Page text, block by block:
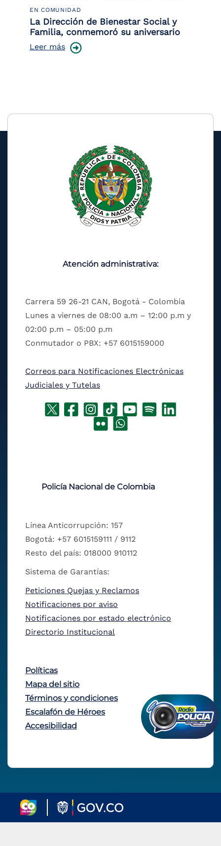
EN COMUNIDAD
La Dirección de Bienestar Social y
Familia, conmemoró su aniversario
Leer más
Atención administrativa:
Carrera 59 26-21 CAN, Bogotá - Colombia
Lunes a viernes de 08:00 a.m – 12:00 p.m y
02:00 p.m – 05:00 p.m
Conmutador o PBX: +57 6015159000
Correos para Notificaciones Electrónicas
Judiciales y Tutelas
Policía Nacional de Colombia
Línea Anticorrupción: 157
Bogotá: +57 6015159111 / 9112
Resto del país: 018000 910112
Sistema de Garantías:
Peticiones Quejas y Reclamos
Notificaciones por aviso
Notificaciones por estado electrónico
Directorio Institucional
Políticas
Mapa del sitio
Términos y condiciones
Escalafón de Héroes
Accesibilidad